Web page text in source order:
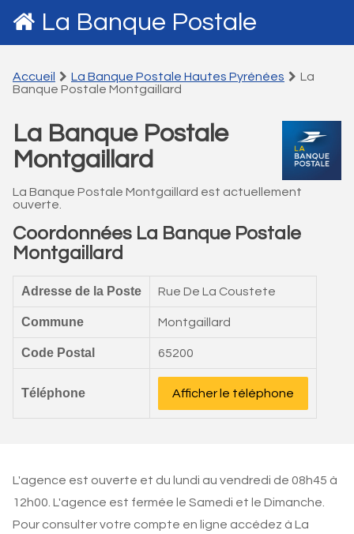
La Banque Postale
Accueil La Banque Postale Hautes Pyrénées
La
Banque Postale Montgaillard
La Banque Postale
Montgaillard
La Banque Postale Montgaillard est actuellement
ouverte.
Coordonnées La Banque Postale
Montgaillard
Adresse de la Poste Rue De La Coustete
Commune Montgaillard
Code Postal 65200
Téléphone Afficher le téléphone
L'agence est ouverte et du lundi au vendredi de 08h45 à
12h00. L'agence est fermée le Samedi et le Dimanche.
Pour consulter votre compte en ligne accédez à La